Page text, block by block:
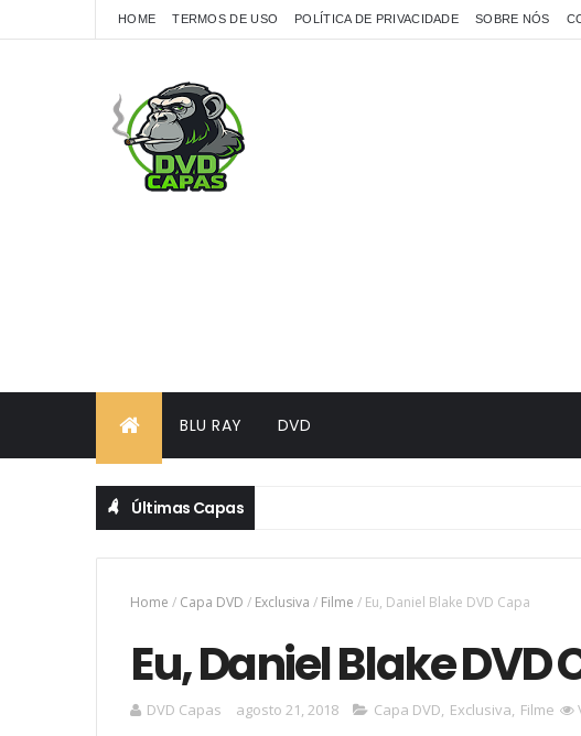
HOME TERMOS DE USO POLÍTICA DE PRIVACIDADE SOBRE NÓS
BLU RAY DVD
Últimas Capas
Home / Capa DVD / Exclusiva / Filme / Eu, Daniel Blake DVD Capa
Eu, Daniel Blake DVD
DVD Capas agosto 21, 2018 Capa DVD, Exclusiva, Filme